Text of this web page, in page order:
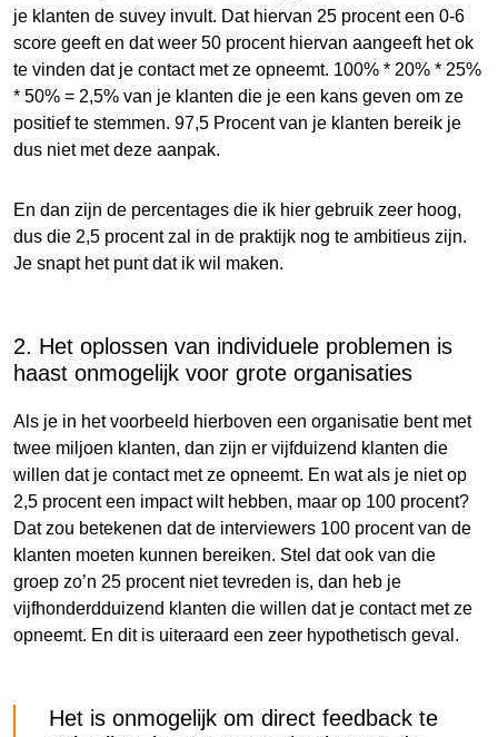
je klanten de suvey invult. Dat hiervan 25 procent een 0-6
score geeft en dat weer 50 procent hiervan aangeeft het ok
te vinden dat je contact met ze opneemt. 100% * 20% * 25%
* 50% = 2,5% van je klanten die je een kans geven om ze
positief te stemmen. 97,5 Procent van je klanten bereik je
dus niet met deze aanpak.
En dan zijn de percentages die ik hier gebruik zeer hoog,
dus die 2,5 procent zal in de praktijk nog te ambitieus zijn.
Je snapt het punt dat ik wil maken.
2. Het oplossen van individuele problemen is
haast onmogelijk voor grote organisaties
Als je in het voorbeeld hierboven een organisatie bent met
twee miljoen klanten, dan zijn er vijfduizend klanten die
willen dat je contact met ze opneemt. En wat als je niet op
2,5 procent een impact wilt hebben, maar op 100 procent?
Dat zou betekenen dat de interviewers 100 procent van de
klanten moeten kunnen bereiken. Stel dat ook van die
groep zo’n 25 procent niet tevreden is, dan heb je
vijfhonderdduizend klanten die willen dat je contact met ze
opneemt. En dit is uiteraard een zeer hypothetisch geval.
Het is onmogelijk om direct feedback te